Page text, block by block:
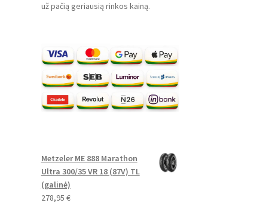
už pačią geriausią rinkos kainą.
Metzeler ME 888 Marathon
Ultra 300/35 VR 18 (87V) TL
(galinė)
278,95 €